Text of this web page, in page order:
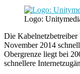
Logo:
Die
November 2014
Obergrenze liegt bei
schnellere